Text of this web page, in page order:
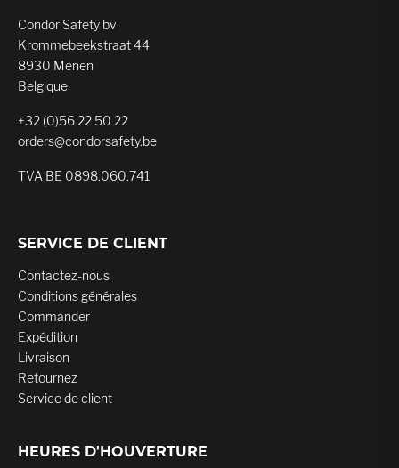
Condor Safety bv
Krommebeekstraat 44
8930 Menen
Belgique
+32 (0)56 22 50 22
orders@condorsafety.be
TVA BE 0898.060.741
SERVICE DE CLIENT
Contactez-nous
Conditions générales
Commander
Expédition
Livraison
Retournez
Service de client
HEURES D'HOUVERTURE